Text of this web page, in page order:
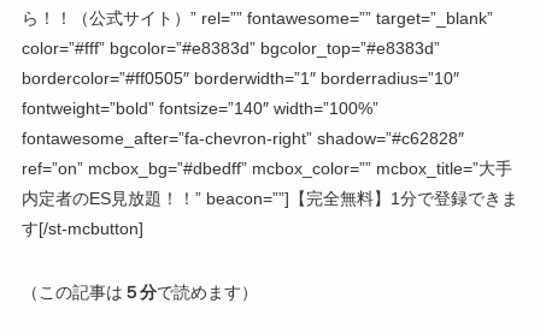
ら！！（公式サイト）” rel=”” fontawesome=”” target=”_blank”
color=”#fff” bgcolor=”#e8383d” bgcolor_top=”#e8383d”
bordercolor=”#ff0505″ borderwidth=”1″ borderradius=”10″
fontweight=”bold” fontsize=”140″ width=”100%”
fontawesome_after=”fa-chevron-right” shadow=”#c62828″
ref=”on” mcbox_bg=”#dbedff” mcbox_color=”” mcbox_title=”大手
内定者のES見放題！！” beacon=””]【完全無料】1分で登録できま
す[/st-mcbutton]
（この記事は ５分で読めます）